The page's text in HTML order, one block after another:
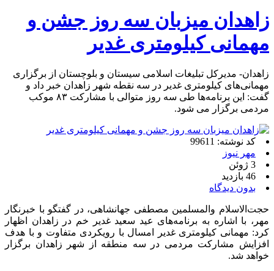
زاهدان میزبان سه روز جشن و
مهمانی کیلومتری غدیر
زاهدان- مدیرکل تبلیغات اسلامی سیستان و بلوچستان از برگزاری
مهمانی‌های کیلومتری غدیر در سه نقطه شهر زاهدان خبر داد و
گفت: این برنامه‌ها طی سه روز متوالی با مشارکت ۸۳ موکب
مردمی برگزار می شود.
کد نوشته: 99611
مهر نیوز
3 ژوئن
46 بازدید
بدون دیدگاه
حجت‌الاسلام والمسلمین مصطفی جهانشاهی، در گفتگو با خبرنگار
مهر، با اشاره به برنامه‌های عید سعید غدیر خم در زاهدان اظهار
کرد: مهمانی کیلومتری غدیر امسال با رویکردی متفاوت و با هدف
افزایش مشارکت مردمی در سه منطقه از شهر زاهدان برگزار
خواهد شد.